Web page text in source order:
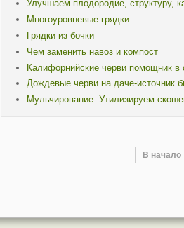
Улучшаем плодородие, структуру,
Многоуровневые грядки
Грядки из бочки
Чем заменить навоз и компост
Калифорнийские черви помощник в
Дождевые черви на даче-источник
Мульчирование. Утилизируем
В начало